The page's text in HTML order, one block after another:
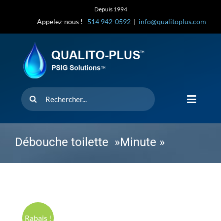
Depuis 1994
Appelez-nous ! 514 942-0592 | info@qualitoplus.com
Toggle
Rechercher
Débouche toilette »Minute »
Rabais !